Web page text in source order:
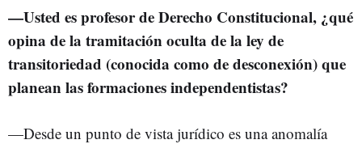
—Usted es profesor de Derecho Constitucional, ¿qué
opina de la tramitación oculta de la ley de
transitoriedad (conocida como de desconexión) que
planean las formaciones independentistas?
—Desde un punto de vista jurídico es una anomalía